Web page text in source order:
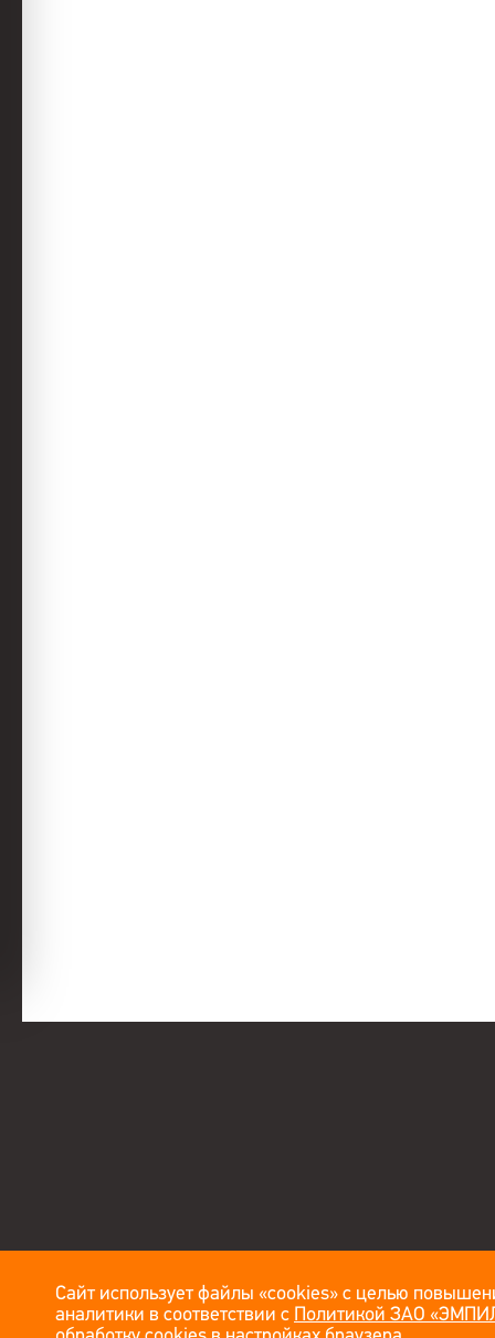
Сайт использует файлы «cookies» с целью
аналитики в соответствии с Политикой ЗАО